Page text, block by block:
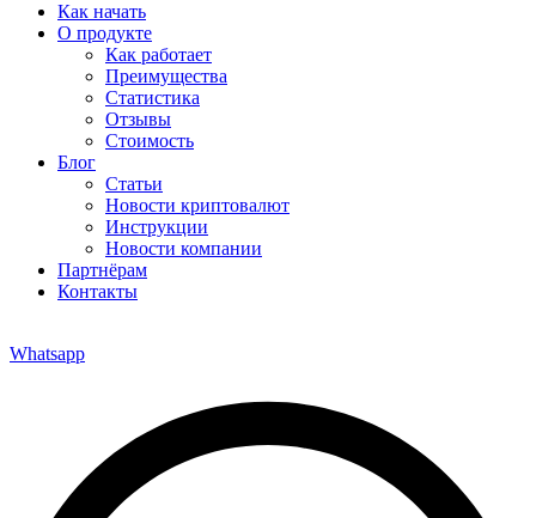
Как начать
О продукте
Как работает
Преимущества
Статистика
Отзывы
Стоимость
Блог
Статьи
Новости криптовалют
Инструкции
Новости компании
Партнёрам
Контакты
Whatsapp